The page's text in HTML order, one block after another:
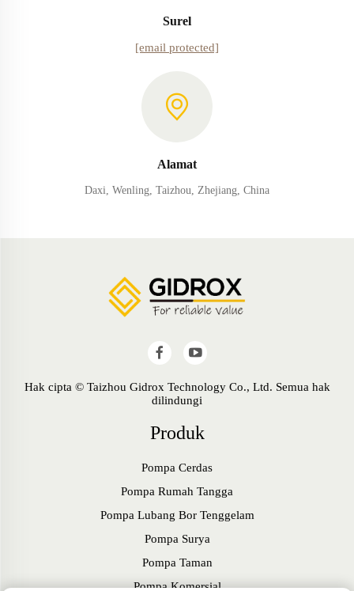
Surel
[email protected]
Alamat
Daxi, Wenling, Taizhou, Zhejiang, China
Hak cipta © Taizhou Gidrox Technology Co., Ltd. Semua hak
dilindungi
Produk
Pompa Cerdas
Pompa Rumah Tangga
Pompa Lubang Bor Tenggelam
Pompa Surya
Pompa Taman
Pompa Komersial